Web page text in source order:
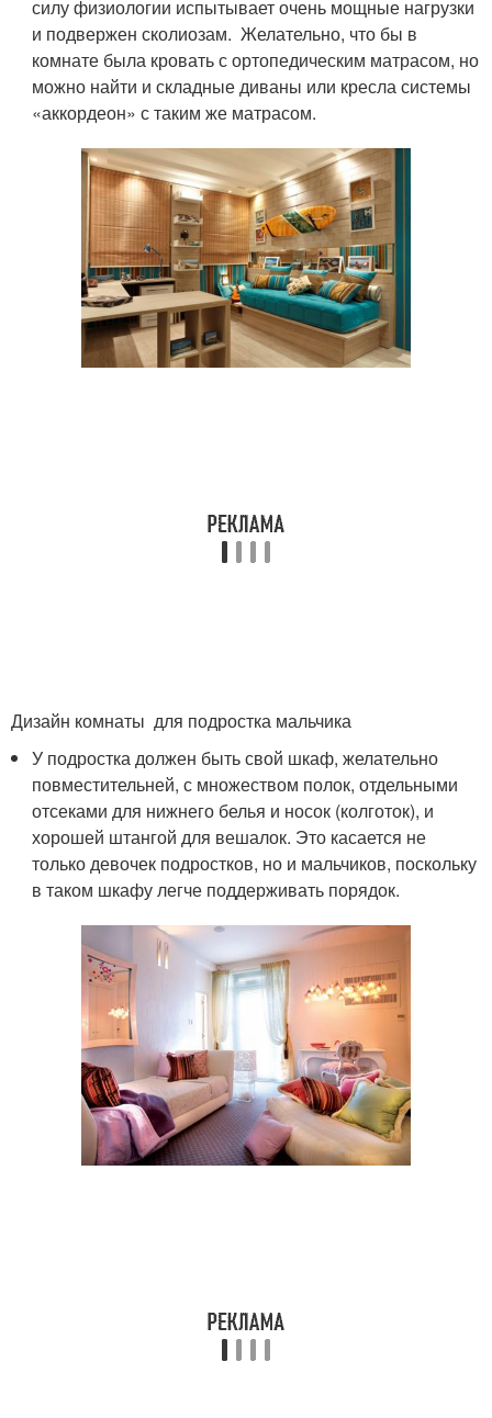
силу физиологии испытывает очень мощные нагрузки
и подвержен сколиозам. Желательно, что бы в
комнате была кровать с ортопедическим матрасом, но
можно найти и складные диваны или кресла системы
«аккордеон» с таким же матрасом.
Дизайн комнаты для подростка мальчика
У подростка должен быть свой шкаф, желательно
повместительней, с множеством полок, отдельными
отсеками для нижнего белья и носок (колготок), и
хорошей штангой для вешалок. Это касается не
только девочек подростков, но и мальчиков, поскольку
в таком шкафу легче поддерживать порядок.